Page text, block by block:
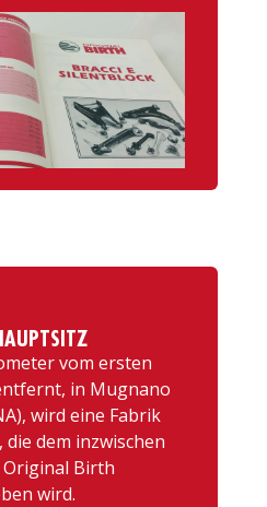
vom ersten
in Mugnano
wird eine Fabrik
dem inzwischen
Birth
wird.